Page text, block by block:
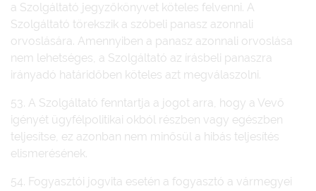
a Szolgáltató jegyzőkönyvet köteles felvenni. A
Szolgáltató törekszik a szóbeli panasz azonnali
orvoslására. Amennyiben a panasz azonnali orvoslása
nem lehetséges, a Szolgáltató az írásbeli panaszra
irányadó határidőben köteles azt megválaszolni.
53. A Szolgáltató fenntartja a jogot arra, hogy a Vevő
igényét ügyfélpolitikai okból részben vagy egészben
teljesítse, ez azonban nem minősül a hibás teljesítés
elismerésének.
54. Fogyasztói jogvita esetén a fogyasztó a vármegyei